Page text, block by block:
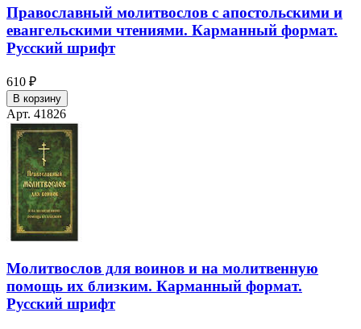
Православный молитвослов с апостольскими и
евангельскими чтениями. Карманный формат.
Русский шрифт
610 ₽
В корзину
Арт. 41826
Молитвослов для воинов и на молитвенную
помощь их близким. Карманный формат.
Русский шрифт